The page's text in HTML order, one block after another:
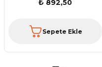
₺ 892,50
Sepete Ekle